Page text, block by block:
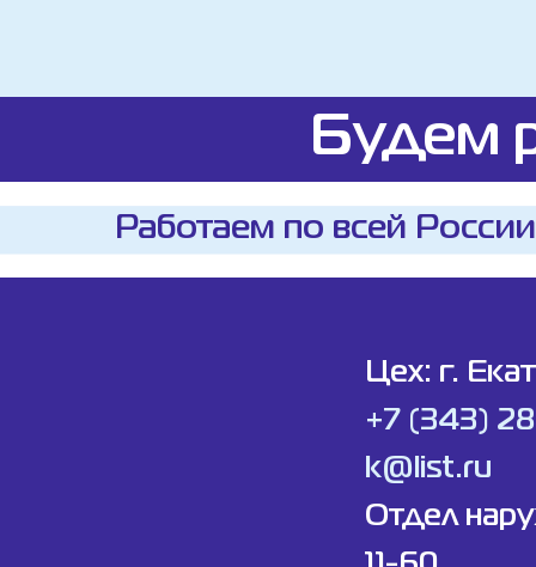
Будем
Работаем по всей
Цех: г.
+7 (343)
k@list.ru
Отдел